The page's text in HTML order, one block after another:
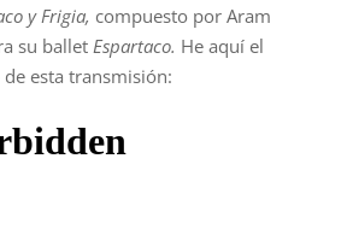
y Frigia, compuesto por Aram
su ballet Espartaco. He aquí el
esta transmisión: